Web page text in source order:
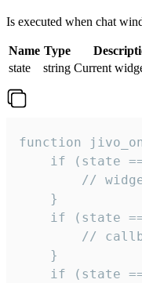
Is executed when chat
Name Type
state
string Current
function
if (state
//
    }
if (state
//
    }
if (state